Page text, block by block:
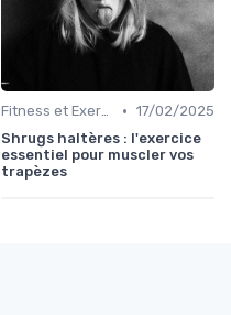
Fitness et Exercices • 17/02/2025
Shrugs haltères : l'exercice
essentiel pour muscler vos
trapèzes